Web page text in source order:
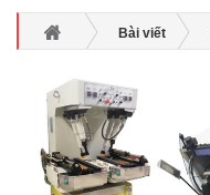
Bài viết